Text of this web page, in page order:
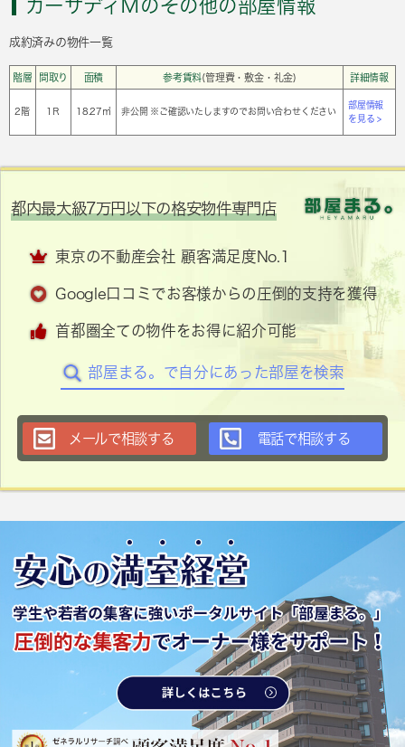
カーサディＭのその他の部屋情報
成約済みの物件一覧
階層 間取り 面積 参考賃料(管理費・敷金・礼金) 詳細情報
2階 1Ｒ 18.27㎡ 非公開 ※ご確認いたしますのでお問い合わせください
部屋情報
を見る >
都内最大級7万円以下の格安物件専門店
東京の不動産会社 顧客満足度No.1
Google口コミでお客様からの圧倒的支持を獲得
首都圏全ての物件をお得に紹介可能
部屋まる。で自分にあった部屋を検索
メールで相談する 電話で相談する